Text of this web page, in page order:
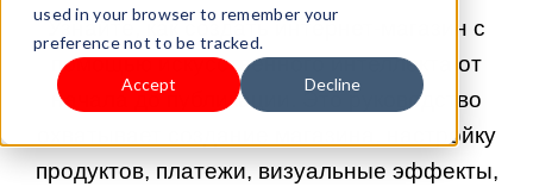
used in your browser to remember your
preference not to be tracked.
Accept Decline
Узнайте, как создать интернет-магазин с
помощью искусственного интеллекта от
начала до публикации. Это руководство
охватывает создание магазина, настройку
продуктов, платежи, визуальные эффекты,